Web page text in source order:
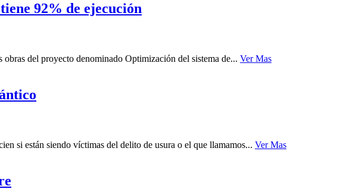
92% de ejecución
del proyecto denominado Optimización del sistema de... Ver Mas
si están siendo víctimas del delito de usura o el que llamamos... Ver Mas